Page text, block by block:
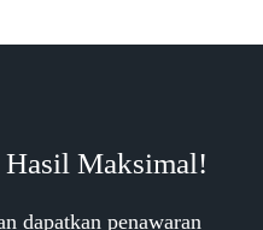
Maksimal!
dapatkan penawaran